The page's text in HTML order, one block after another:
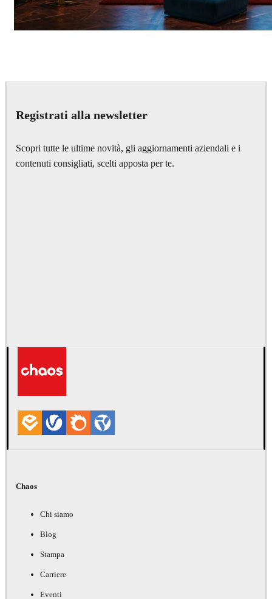
Registrati alla newsletter
Scopri tutte le ultime novità, gli aggiornamenti aziendali e i
contenuti consigliati, scelti apposta per te.
Chaos
Chi siamo
Blog
Stampa
Carriere
Eventi